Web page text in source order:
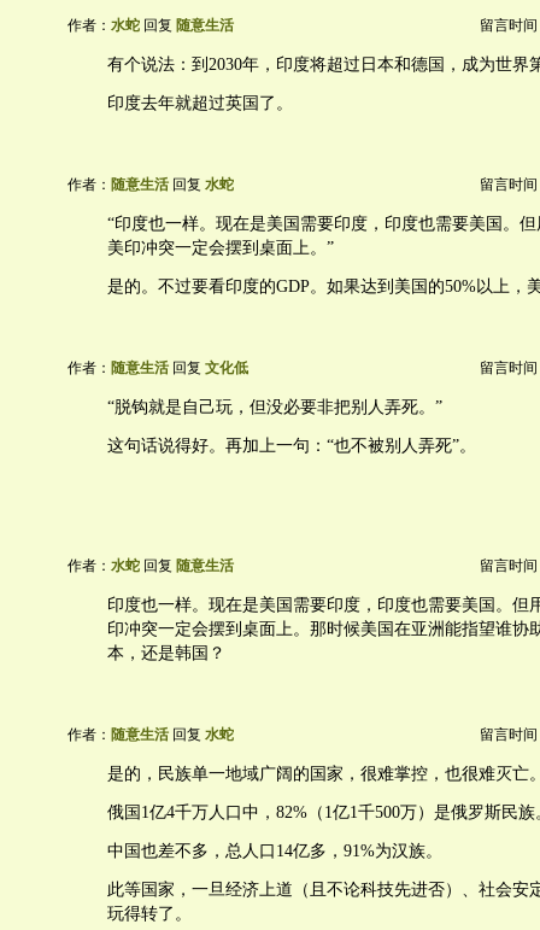
作者： 水蛇 回复 随意生活 留言时间
有个说法：到2030年，印度将超过日本和德国，成为世界
印度去年就超过英国了。
作者： 随意生活 回复 水蛇 留言时间
“印度也一样。现在是美国需要印度，印度也需要美国。
美印冲突一定会摆到桌面上。”
是的。不过要看印度的GDP。如果达到美国的50%以上，
作者： 随意生活 回复 文化低 留言时间
“脱钩就是自己玩，但没必要非把别人弄死。”
这句话说得好。再加上一句：“也不被别人弄死”。
作者： 水蛇 回复 随意生活 留言时间
印度也一样。现在是美国需要印度，印度也需要美国。但
印冲突一定会摆到桌面上。那时候美国在亚洲能指望谁协
本，还是韩国？
作者： 随意生活 回复 水蛇 留言时间
是的，民族单一地域广阔的国家，很难掌控，也很难灭亡
俄国1亿4千万人口中，82%（1亿1千500万）是俄罗斯民族
中国也差不多，总人口14亿多，91%为汉族。
此等国家，一旦经济上道（且不论科技先进否）、社会安
玩得转了。